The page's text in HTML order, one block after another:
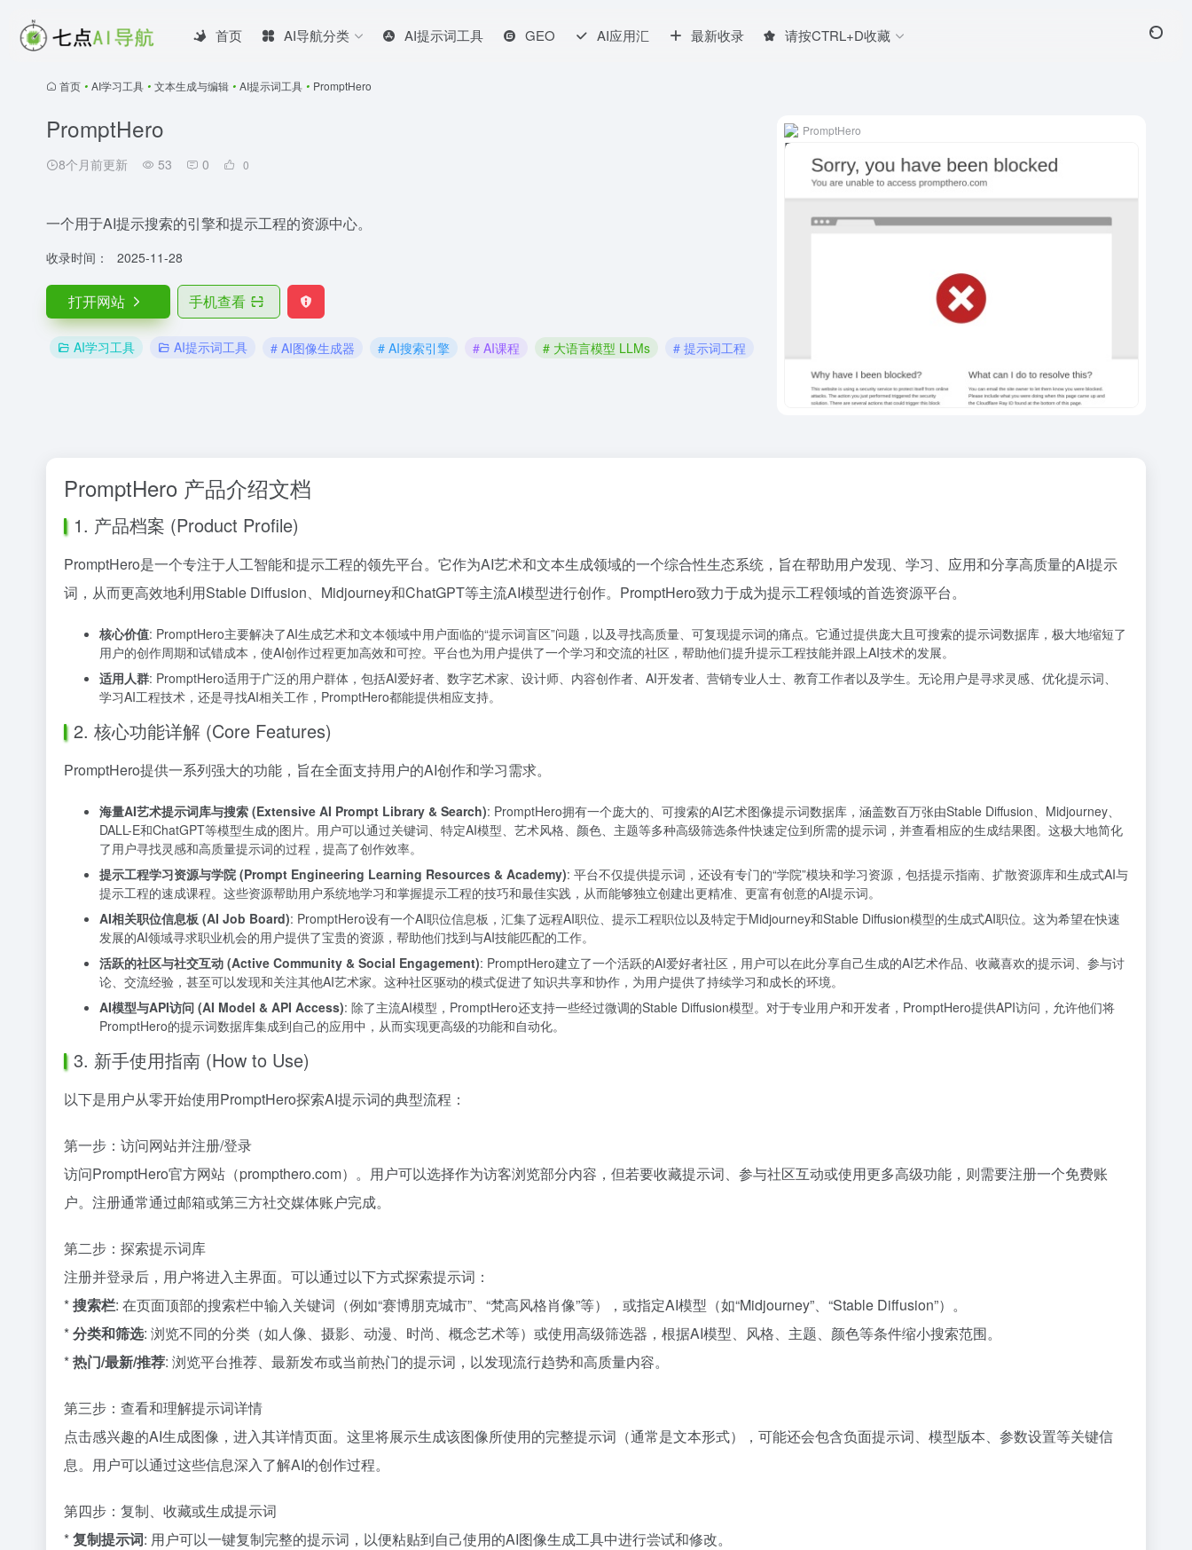
首页 AI导航分类 AI提示词工具 GEO AI应用汇 最新收录 请按CTRL+D收藏
首页 • AI学习工具 • 文本生成与编辑 • AI提示词工具 • PromptHero
PromptHero
8个月前更新 53 0 0
一个用于AI提示搜索的引擎和提示工程的资源中心。
收录时间： 2025-11-28
打开网站 手机查看
AI学习工具 AI提示词工具 # AI图像生成器 # AI搜索引擎 # AI课程 # 大语言模型 LLMs # 提示词工程
PromptHero
PromptHero 产品介绍文档
1. 产品档案 (Product Profile)
PromptHero是一个专注于人工智能和提示工程的领先平台。它作为AI艺术和文本生成领域的一个综合性生态系统，旨在帮助用户发现、学习、应用和分享高质量的AI提示
词，从而更高效地利用Stable Diffusion、Midjourney和ChatGPT等主流AI模型进行创作。PromptHero致力于成为提示工程领域的首选资源平台。
核心价值: PromptHero主要解决了AI生成艺术和文本领域中用户面临的“提示词盲区”问题，以及寻找高质量、可复现提示词的痛点。它通过提供庞大且可搜索的提示词数据库，极大地缩短了
用户的创作周期和试错成本，使AI创作过程更加高效和可控。平台也为用户提供了一个学习和交流的社区，帮助他们提升提示工程技能并跟上AI技术的发展。
适用人群: PromptHero适用于广泛的用户群体，包括AI爱好者、数字艺术家、设计师、内容创作者、AI开发者、营销专业人士、教育工作者以及学生。无论用户是寻求灵感、优化提示词、
学习AI工程技术，还是寻找AI相关工作，PromptHero都能提供相应支持。
2. 核心功能详解 (Core Features)
PromptHero提供一系列强大的功能，旨在全面支持用户的AI创作和学习需求。
海量AI艺术提示词库与搜索 (Extensive AI Prompt Library & Search): PromptHero拥有一个庞大的、可搜索的AI艺术图像提示词数据库，涵盖数百万张由Stable Diffusion、Midjourney、
DALL-E和ChatGPT等模型生成的图片。用户可以通过关键词、特定AI模型、艺术风格、颜色、主题等多种高级筛选条件快速定位到所需的提示词，并查看相应的生成结果图。这极大地简化
了用户寻找灵感和高质量提示词的过程，提高了创作效率。
提示工程学习资源与学院 (Prompt Engineering Learning Resources & Academy): 平台不仅提供提示词，还设有专门的“学院”模块和学习资源，包括提示指南、扩散资源库和生成式AI与
提示工程的速成课程。这些资源帮助用户系统地学习和掌握提示工程的技巧和最佳实践，从而能够独立创建出更精准、更富有创意的AI提示词。
AI相关职位信息板 (AI Job Board): PromptHero设有一个AI职位信息板，汇集了远程AI职位、提示工程职位以及特定于Midjourney和Stable Diffusion模型的生成式AI职位。这为希望在快速
发展的AI领域寻求职业机会的用户提供了宝贵的资源，帮助他们找到与AI技能匹配的工作。
活跃的社区与社交互动 (Active Community & Social Engagement): PromptHero建立了一个活跃的AI爱好者社区，用户可以在此分享自己生成的AI艺术作品、收藏喜欢的提示词、参与讨
论、交流经验，甚至可以发现和关注其他AI艺术家。这种社区驱动的模式促进了知识共享和协作，为用户提供了持续学习和成长的环境。
AI模型与API访问 (AI Model & API Access): 除了主流AI模型，PromptHero还支持一些经过微调的Stable Diffusion模型。对于专业用户和开发者，PromptHero提供API访问，允许他们将
PromptHero的提示词数据库集成到自己的应用中，从而实现更高级的功能和自动化。
3. 新手使用指南 (How to Use)
以下是用户从零开始使用PromptHero探索AI提示词的典型流程：
第一步：访问网站并注册/登录
访问PromptHero官方网站（prompthero.com）。用户可以选择作为访客浏览部分内容，但若要收藏提示词、参与社区互动或使用更多高级功能，则需要注册一个免费账
户。注册通常通过邮箱或第三方社交媒体账户完成。
第二步：探索提示词库
注册并登录后，用户将进入主界面。可以通过以下方式探索提示词：
*搜索栏: 在页面顶部的搜索栏中输入关键词（例如“赛博朋克城市”、“梵高风格肖像”等），或指定AI模型（如“Midjourney”、“Stable Diffusion”）。
*分类和筛选: 浏览不同的分类（如人像、摄影、动漫、时尚、概念艺术等）或使用高级筛选器，根据AI模型、风格、主题、颜色等条件缩小搜索范围。
*热门/最新/推荐: 浏览平台推荐、最新发布或当前热门的提示词，以发现流行趋势和高质量内容。
第三步：查看和理解提示词详情
点击感兴趣的AI生成图像，进入其详情页面。这里将展示生成该图像所使用的完整提示词（通常是文本形式），可能还会包含负面提示词、模型版本、参数设置等关键信
息。用户可以通过这些信息深入了解AI的创作过程。
第四步：复制、收藏或生成提示词
*复制提示词: 用户可以一键复制完整的提示词，以便粘贴到自己使用的AI图像生成工具中进行尝试和修改。